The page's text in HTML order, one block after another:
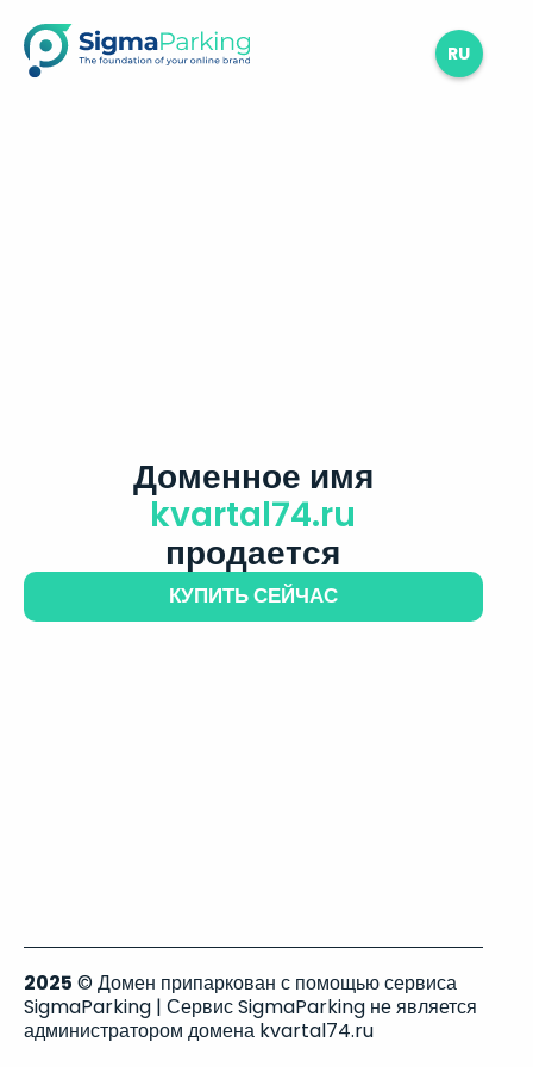
RU
Доменное имя
kvartal74.ru
продается
КУПИТЬ СЕЙЧАС
2025 © Домен припаркован с помощью сервиса
SigmaParking | Сервис SigmaParking не является
администратором домена kvartal74.ru